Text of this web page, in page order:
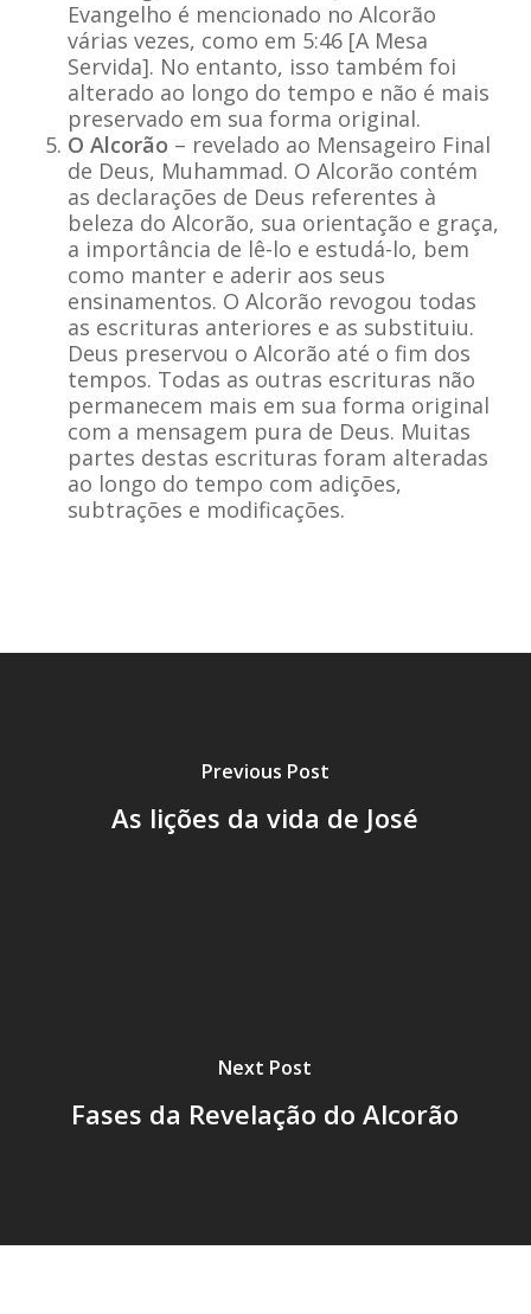
Evangelho é mencionado no Alcorão
várias vezes, como em 5:46 [A Mesa
Servida]. No entanto, isso também foi
alterado ao longo do tempo e não é mais
preservado em sua forma original.
O Alcorão – revelado ao Mensageiro Final
de Deus, Muhammad. O Alcorão contém
as declarações de Deus referentes à
beleza do Alcorão, sua orientação e graça,
a importância de lê-lo e estudá-lo, bem
como manter e aderir aos seus
ensinamentos. O Alcorão revogou todas
as escrituras anteriores e as substituiu.
Deus preservou o Alcorão até o fim dos
tempos. Todas as outras escrituras não
permanecem mais em sua forma original
com a mensagem pura de Deus. Muitas
partes destas escrituras foram alteradas
ao longo do tempo com adições,
subtrações e modificações.
Previous Post
As lições da vida de José
Next Post
Fases da Revelação do Alcorão